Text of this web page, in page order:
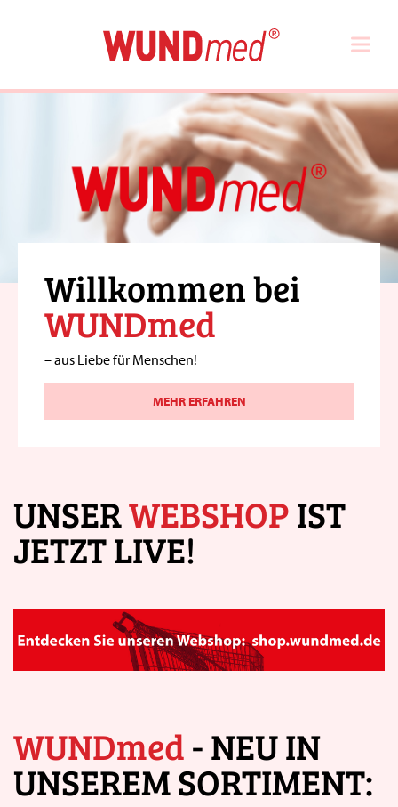
Willkommen bei
WUNDmed
– aus Liebe für Menschen!
MEHR ERFAHREN
UNSERWEBSHOPIST
JETZT LIVE!
WUNDmed- NEU IN
UNSEREM SORTIMENT: